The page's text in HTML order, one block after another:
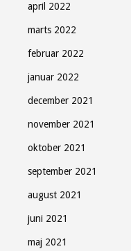
april 2022
marts 2022
februar 2022
januar 2022
december 2021
november 2021
oktober 2021
september 2021
august 2021
juni 2021
maj 2021